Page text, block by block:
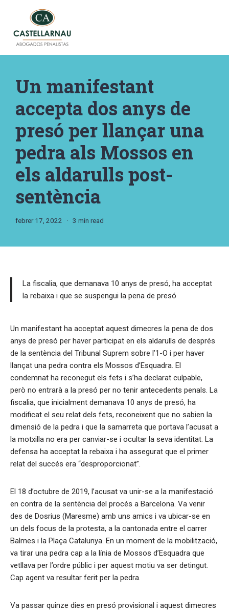
Un manifestant
accepta dos anys de
presó per llançar una
pedra als Mossos en
els aldarulls post-
sentència
febrer 17, 2022 3 min read
La fiscalia, que demanava 10 anys de presó, ha acceptat
la rebaixa i que se suspengui la pena de presó
Un manifestant ha acceptat aquest dimecres la pena de dos
anys de presó per haver participat en els aldarulls de després
de la sentència del Tribunal Suprem sobre l’1-O i per haver
llançat una pedra contra els Mossos d’Esquadra. El
condemnat ha reconegut els fets i s’ha declarat culpable,
però no entrarà a la presó per no tenir antecedents penals. La
fiscalia, que inicialment demanava 10 anys de presó, ha
modificat el seu relat dels fets, reconeixent que no sabien la
dimensió de la pedra i que la samarreta que portava l’acusat a
la motxilla no era per canviar-se i ocultar la seva identitat. La
defensa ha acceptat la rebaixa i ha assegurat que el primer
relat del succés era “desproporcionat”.
El 18 d’octubre de 2019, l’acusat va unir-se a la manifestació
en contra de la sentència del procés a Barcelona. Va venir
des de Dosrius (Maresme) amb uns amics i va ubicar-se en
un dels focus de la protesta, a la cantonada entre el carrer
Balmes i la Plaça Catalunya. En un moment de la mobilització,
va tirar una pedra cap a la línia de Mossos d’Esquadra que
vetllava per l’ordre públic i per aquest motiu va ser detingut.
Cap agent va resultar ferit per la pedra.
Va passar quinze dies en presó provisional i aquest dimecres